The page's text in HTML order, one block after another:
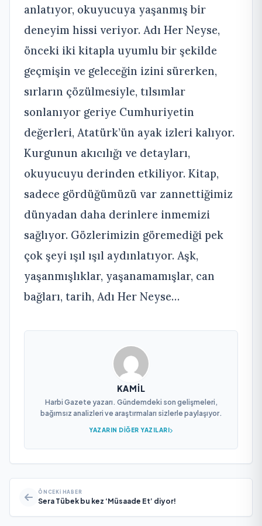
anlatıyor, okuyucuya yaşanmış bir
deneyim hissi veriyor. Adı Her Neyse,
önceki iki kitapla uyumlu bir şekilde
geçmişin ve geleceğin izini sürerken,
sırların çözülmesiyle, tılsımlar
sonlanıyor geriye Cumhuriyetin
değerleri, Atatürk’ün ayak izleri kalıyor.
Kurgunun akıcılığı ve detayları,
okuyucuyu derinden etkiliyor. Kitap,
sadece gördüğümüzü var zannettiğimiz
dünyadan daha derinlere inmemizi
sağlıyor. Gözlerimizin göremediği pek
çok şeyi ışıl ışıl aydınlatıyor. Aşk,
yaşanmışlıklar, yaşanamamışlar, can
bağları, tarih, Adı Her Neyse…
KAMIL
Harbi Gazete yazarı. Gündemdeki son gelişmeleri,
bağımsız analizleri ve araştırmaları sizlerle paylaşıyor.
YAZARIN DIĞER YAZILARI
ÖNCEKI HABER
Sera Tübek bu kez ‘Müsaade Et’ diyor!